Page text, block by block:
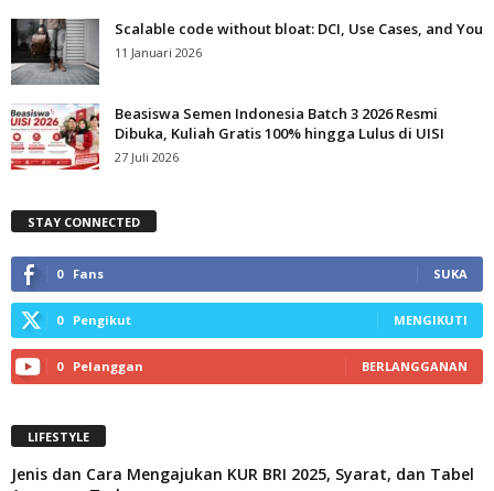
Scalable code without bloat: DCI, Use Cases, and You
11 Januari 2026
Beasiswa Semen Indonesia Batch 3 2026 Resmi
Dibuka, Kuliah Gratis 100% hingga Lulus di UISI
27 Juli 2026
STAY CONNECTED
0 Fans SUKA
0 Pengikut MENGIKUTI
0 Pelanggan BERLANGGANAN
LIFESTYLE
Jenis dan Cara Mengajukan KUR BRI 2025, Syarat, dan Tabel